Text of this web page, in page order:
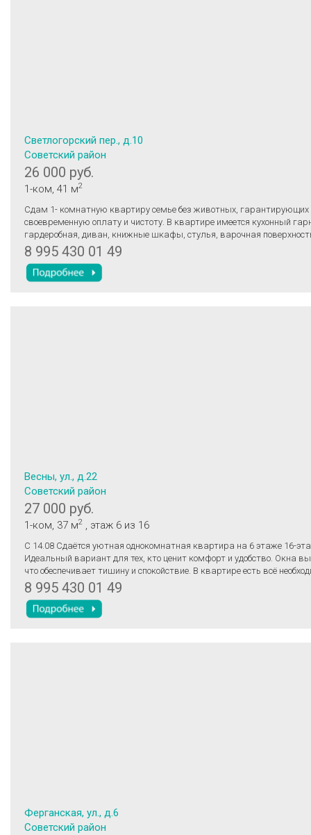
Светлогорский пер., д.10
Советский район
26 000 руб.
1-ком, 41 м2
Сдам 1- комнатную квартиру семье без животных, гарантирующих
своевременную оплату и чистоту. В квартире имеется кухонный
гардеробная, диван, книжные шкафы, стулья, варочная
Холодильника НЕТ! Большой балкон. Оплата 26000 +свет по
воду и другие комм.платежи входят в стоимость. Только на
Квартира освободится 17 августа. Просмотры будут в этот день.
8 995 430 01 49
Весны, ул., д.22
Советский район
27 000 руб.
1-ком, 37 м2 , этаж 6 из 16
С 14.08 Сдаётся уютная однокомнатная квартира на 6 этаже 16-
Идеальный вариант для тех, кто ценит комфорт и удобство. Окна
что обеспечивает тишину и спокойствие. В квартире есть всё
комфортного проживания. Сделан евроремонт, установлена
на кухне и в комнате. Для вашего удобства предусмотрена вся
техника: телевизор, стиральная машина и холодильник.
8 995 430 01 49
Ферганская, ул., д.6
Советский район